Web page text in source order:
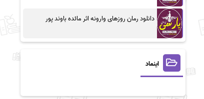
دانلود رمان روزهای وارونه اثر مائده باوند پور
اینماد